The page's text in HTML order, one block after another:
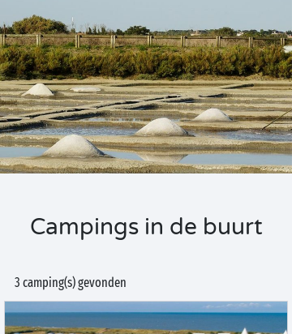
Campings in de buurt
3 camping(s) gevonden